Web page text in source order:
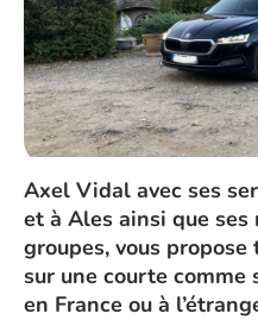
Axel Vidal avec ses
et à Ales ainsi que
groupes, vous
sur une courte comme
en France ou à